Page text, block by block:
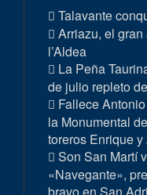
Talavante
Arriazu, el
l’Aldea
La Peña
de julio repleto
Fallece
la Monumental
toreros Enrique
Son San Martí
«Navegante»,